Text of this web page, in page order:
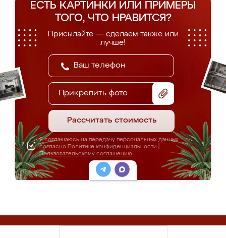
ЕСТЬ КАРТИНКИ ИЛИ ПРИМЕРЫ
ТОГО, ЧТО НРАВИТСЯ?
Присылайте — сделаем также или
лучше!
Прикрепить фото
Рассчитать стоимость
Я соглашаюсь на передачу персональных данных
согласно Политике конфиденциальности
Пользовательскому соглашению